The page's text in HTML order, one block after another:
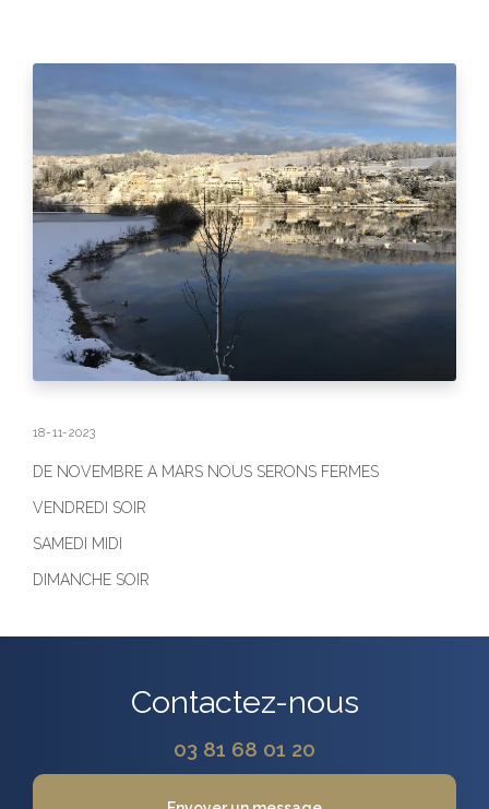
18-11-2023
DE NOVEMBRE A MARS NOUS SERONS FERMES
VENDREDI SOIR
SAMEDI MIDI
DIMANCHE SOIR
Contactez-nous
03 81 68 01 20